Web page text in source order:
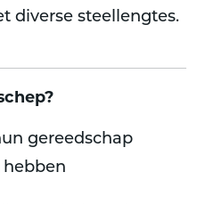
diverse steellengtes.
gereedschap